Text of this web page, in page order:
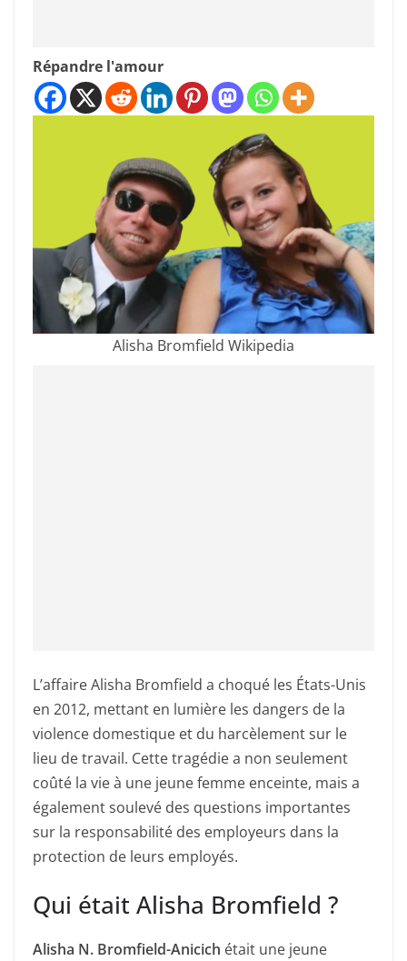
Répandre l'amour
Alisha Bromfield Wikipedia
L’affaire Alisha Bromfield a choqué les États-Unis
en 2012, mettant en lumière les dangers de la
violence domestique et du harcèlement sur le
lieu de travail. Cette tragédie a non seulement
coûté la vie à une jeune femme enceinte, mais a
également soulevé des questions importantes
sur la responsabilité des employeurs dans la
protection de leurs employés.
Qui était Alisha Bromfield ?
Alisha N. Bromfield-Anicich était une jeune